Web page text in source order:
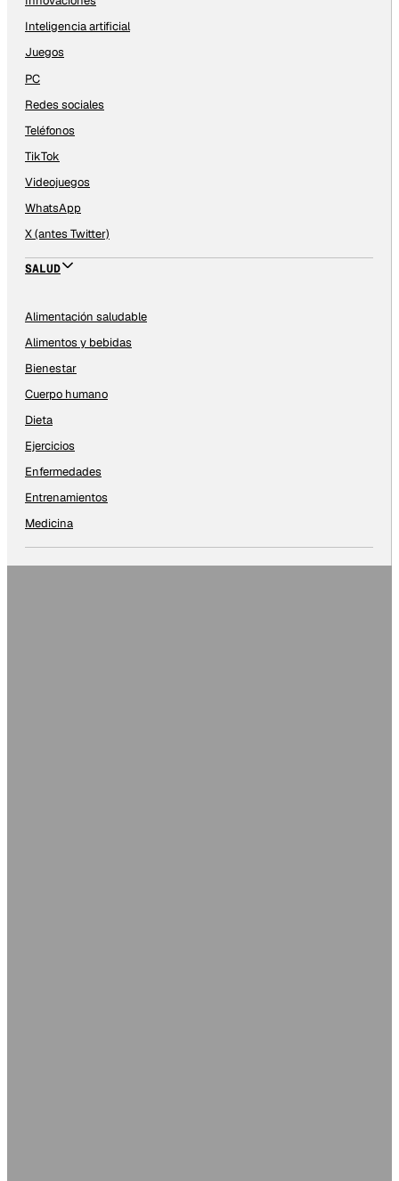
Inteligencia artificial
Juegos
PC
Redes sociales
Teléfonos
TikTok
Videojuegos
WhatsApp
X (antes Twitter)
SALUD
Alimentación saludable
Alimentos y bebidas
Bienestar
Cuerpo humano
Dieta
Ejercicios
Enfermedades
Entrenamientos
Medicina